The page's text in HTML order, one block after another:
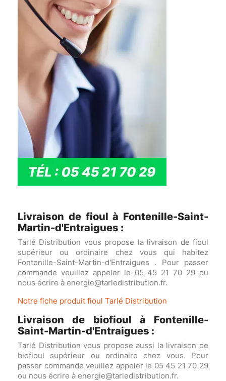
Livraison de fioul à Fontenille-Saint-
Martin-d'Entraigues :
Tarlé Distribution vous propose la livraison de fioul
supérieur ou ordinaire chez vous qui habitez
Fontenille-Saint-Martin-d'Entraigues . Pour passer
commande veuillez appeler le 05 45 21 70 29 ou
nous écrire à energie@tarledistribution.fr.
Notre fiche produit fioul Tarlé Distribution
Livraison de biofioul à Fontenille-
Saint-Martin-d'Entraigues :
Tarlé Distribution vous propose aussi la livraison de
biofioul supérieur ou ordinaire chez vous. Pour
passer commande veuillez appeler le 05 45 21 70 29
ou nous écrire à energie@tarledistribution.fr.